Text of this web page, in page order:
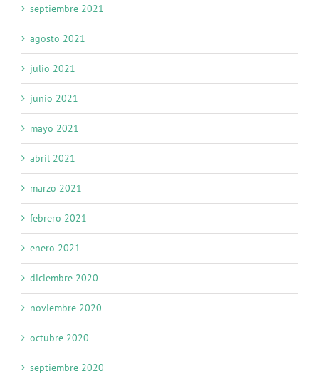
septiembre 2021
agosto 2021
julio 2021
junio 2021
mayo 2021
abril 2021
marzo 2021
febrero 2021
enero 2021
diciembre 2020
noviembre 2020
octubre 2020
septiembre 2020